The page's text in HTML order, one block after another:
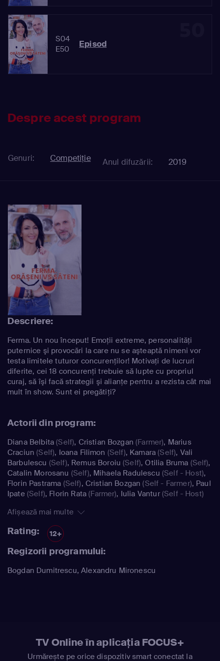
S04
E50
Episod
Despre acest program
Genuri: Competiție Anul difuzării: 2019
Descriere:
Ferma. Un nou început! Emoţii extreme, personalităţi
puternice şi provocări la care nu se aşteaptă nimeni vor
testa limitele tuturor concurenţilor! Motivaţi de lucruri
diferite, cei 18 concurenţi trebuie să lupte cu propriul
curaj, să îşi facă strategii şi alianţe pentru a rezista cât mai
mult în show. Sunt ei pregătiţi?
Actorii din program:
Diana Belbita (Self), Cristian Bozgan (Farmer), Marius
Craciun (Self), Ioana Filimon (Self), Kamara (Self), Vali
Barbulescu (Self), Remus Boroiu (Self),Otilia Bruma (Self),
Catalin Morosanu (Self), Mihaela Radulescu (Self - Host),
Florin Pastrama (Self), Cristian Bozgan (Self - Farmer), Paul
Ipate (Self), Florin Rata (Farmer), Iulia Vantur(Self - Host)
Afișează mai multe
Rating: 12+
Regizorii programului:
Bogdan Dumitrescu, Alexandru Mironescu
TV Online în aplicația FOCUS+
Urmărește pe orice dispozitiv smart conectat la